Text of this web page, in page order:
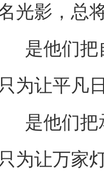
光影，总
是他们
只为让平凡
是他们
只为让万家